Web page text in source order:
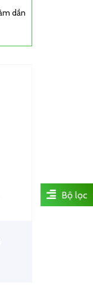
dần
Bộ lọc